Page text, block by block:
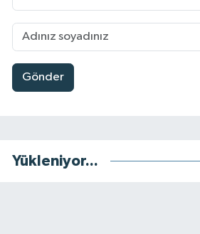
Gönder
Yükleniyor...